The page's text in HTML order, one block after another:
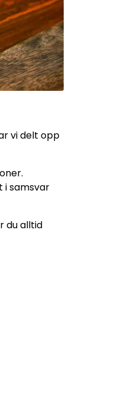
vi delt opp
i samsvar
du alltid